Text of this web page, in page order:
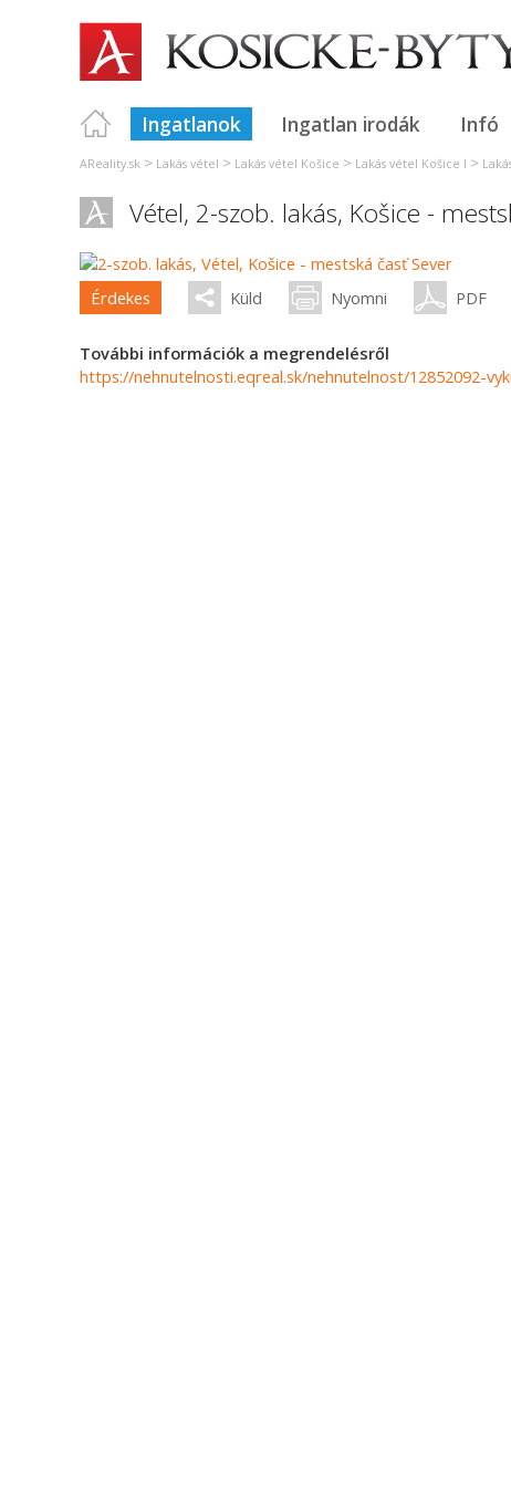
Ingatlanok Ingatlan irodák Infó
AReality.sk > Lakás vétel > Lakás vétel Košice > Lakás vétel Košice I >
Vétel, 2-szob. lakás, Košice -
Érdekes Küld Nyomni PDF
További információk a megrendelésről
https://nehnutelnosti.eqreal.sk/nehnutelnost/12852092-